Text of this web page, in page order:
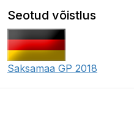
Seotud võistlus
Saksamaa GP 2018